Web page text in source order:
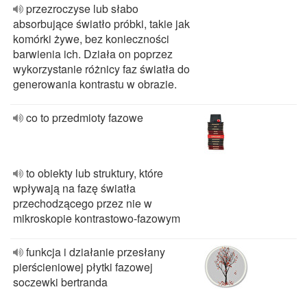
przezroczyse lub słabo
absorbujące światło próbki, takie jak
komórki żywe, bez konieczności
barwienia ich. Działa on poprzez
wykorzystanie różnicy faz światła do
generowania kontrastu w obrazie.
co to przedmioty fazowe
to obiekty lub struktury, które
wpływają na fazę światła
przechodzącego przez nie w
mikroskopie kontrastowo-fazowym
funkcja i działanie przesłany
pierścieniowej płytki fazowej
soczewki bertranda